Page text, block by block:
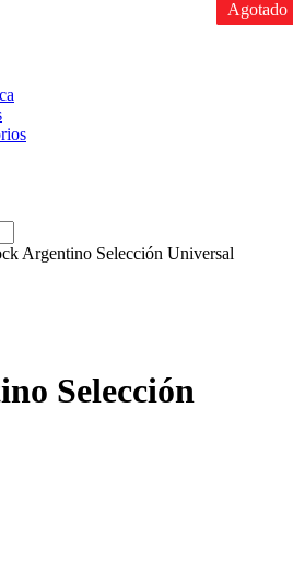
Argentino Selección Universal
Selección
Agotado
Agotado